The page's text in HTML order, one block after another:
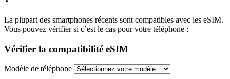
La plupart des smartphones récents sont compatibles avec les eSIM.
Vous pouvez vérifier si c’est le cas pour votre téléphone :
Vérifier la compatibilité eSIM
Modèle de téléphone